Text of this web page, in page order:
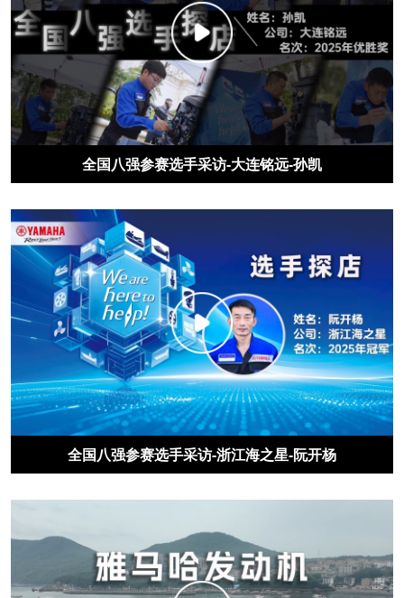
全国八强参赛选手采访-大连铭远-孙凯
全国八强参赛选手采访-浙江海之星-阮开杨